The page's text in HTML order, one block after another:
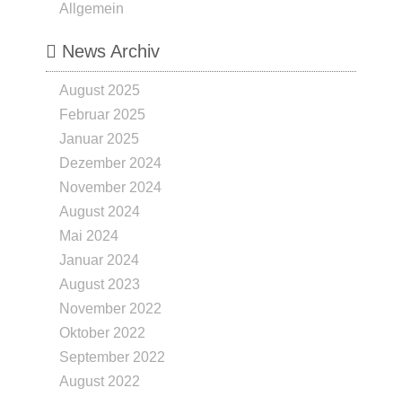
Allgemein
News Archiv
August 2025
Februar 2025
Januar 2025
Dezember 2024
November 2024
August 2024
Mai 2024
Januar 2024
August 2023
November 2022
Oktober 2022
September 2022
August 2022